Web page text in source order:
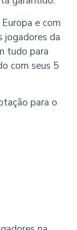
e com
jogadores da
tudo para
com seus 5
para o